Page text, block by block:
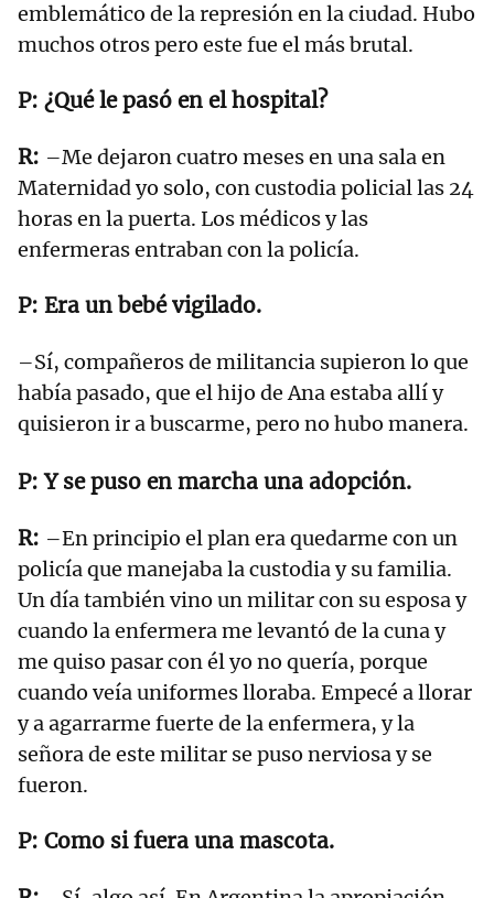
emblemático de la represión en la ciudad. Hubo
muchos otros pero este fue el más brutal.
¿Qué le pasó en el hospital?
–Me dejaron cuatro meses en una sala en
Maternidad yo solo, con custodia policial las 24
horas en la puerta. Los médicos y las
enfermeras entraban con la policía.
Era un bebé vigilado.
–Sí, compañeros de militancia supieron lo que
había pasado, que el hijo de Ana estaba allí y
quisieron ir a buscarme, pero no hubo manera.
Y se puso en marcha una adopción.
–En principio el plan era quedarme con un
policía que manejaba la custodia y su familia.
Un día también vino un militar con su esposa y
cuando la enfermera me levantó de la cuna y
me quiso pasar con él yo no quería, porque
cuando veía uniformes lloraba. Empecé a llorar
y a agarrarme fuerte de la enfermera, y la
señora de este militar se puso nerviosa y se
fueron.
Como si fuera una mascota.